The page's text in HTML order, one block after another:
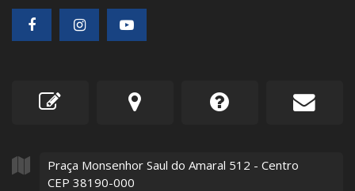
Praça Monsenhor Saul do Amaral 512 - Centro
CEP 38190-000